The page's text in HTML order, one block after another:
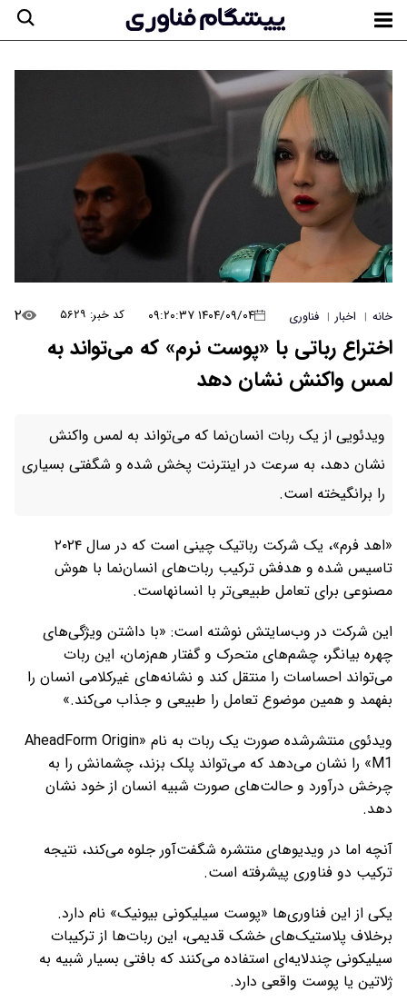
خانه | اخبار | فناوری ۱۴۰۴/۰۹/۰۴ ۰۹:۲۰:۳۷ کد خبر: ۵۶۲۹ ۲
اختراع رباتی با «پوست نرم» که می‌تواند به
لمس واکنش نشان دهد
ویدئویی از یک ربات انسان‌نما که می‌تواند به لمس واکنش
نشان دهد، به سرعت در اینترنت پخش شده و شگفتی بسیاری
را برانگیخته است.
«اهد فرم»، یک شرکت رباتیک چینی است که در سال ۲۰۲۴
تاسیس شده و هدفش ترکیب ربات‌های انسان‌نما با هوش
مصنوعی برای تعامل طبیعی‌تر با انسانهاست.
این شرکت در وب‌سایتش نوشته است: «با داشتن ویژگی‌های
چهره بیانگر، چشم‌های متحرک و گفتار هم‌زمان، این ربات
می‌تواند احساسات را منتقل کند و نشانه‌های غیرکلامی انسان را
بفهمد و همین موضوع تعامل را طبیعی و جذاب می‌کند.»
ویدئوی منتشرشده صورت یک ربات به نام «AheadForm Origin
M1» را نشان می‌دهد که می‌تواند پلک بزند، چشمانش را به
چرخش درآورد و حالت‌های صورت شبیه انسان از خود نشان
دهد.
آنچه اما در ویدیوهای منتشره شگفت‌آور جلوه می‌کند، نتیجه
ترکیب دو فناوری پیشرفته است.
یکی از این فناوری‌ها «پوست سیلیکونی بیونیک» نام دارد.
برخلاف پلاستیک‌های خشک قدیمی، این ربات‌ها از ترکیبات
سیلیکونی چندلایه‌ای استفاده می‌کنند که بافتی بسیار شبیه به
ژلاتین یا پوست واقعی دارد.